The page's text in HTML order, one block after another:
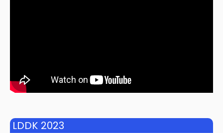
LDDK 2023